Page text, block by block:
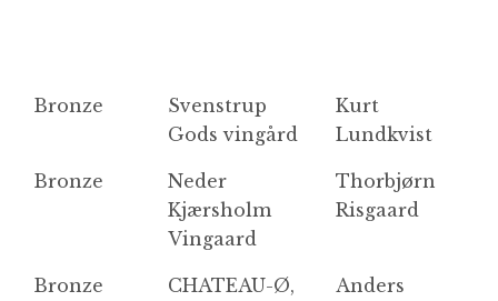
Bronze
Svenstrup
Gods vingård
Kurt
Lundkvist
Bronze
Neder
Kjærsholm
Vingaard
Thorbjørn
Risgaard
Bronze
CHATEAU-Ø,
Anders